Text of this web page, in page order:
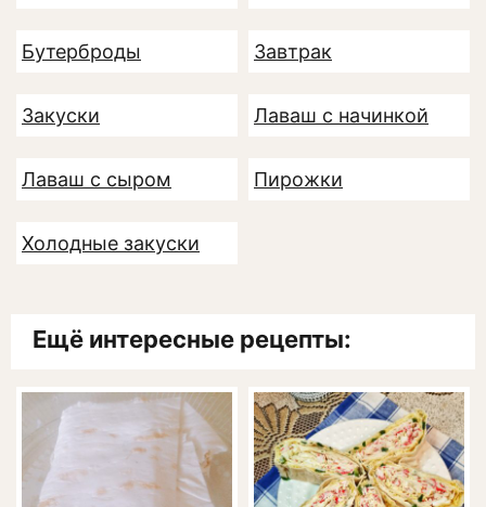
Бутерброды Завтрак
Закуски Лаваш с начинкой
Лаваш с сыром Пирожки
Холодные закуски
Ещё интересные рецепты: